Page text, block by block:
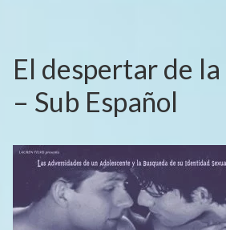
Blog gay
Grupos de whatsapp gay
El despertar de
– Sub Español